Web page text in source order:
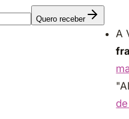
Quero receber
A